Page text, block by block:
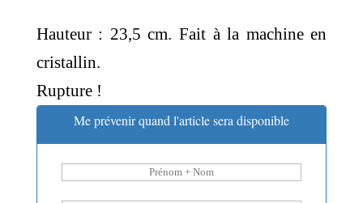
Hauteur : 23,5 cm. Fait à la machine en
cristallin.
Rupture !
Me prévenir quand l'article sera disponible